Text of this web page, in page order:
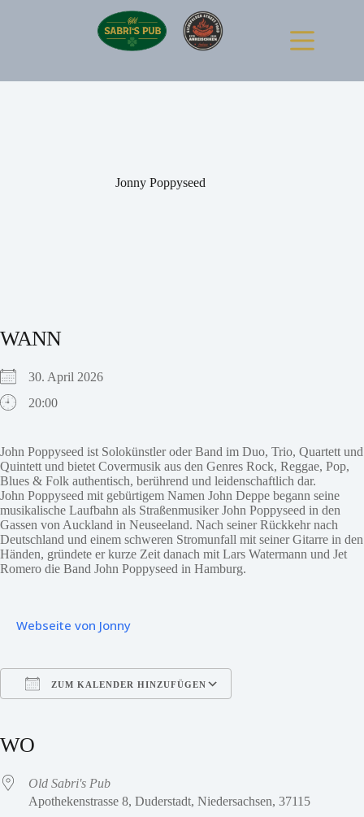
Jonny Poppyseed
WANN
30. April 2026
20:00
John Poppyseed ist Solokünstler oder Band im Duo, Trio, Quartett und
Quintett und bietet Covermusik aus den Genres Rock, Reggae, Pop,
Blues & Folk authentisch, berührend und leidenschaftlich dar.
John Poppyseed mit gebürtigem Namen John Deppe begann seine
musikalische Laufbahn als Straßenmusiker John Poppyseed in den
Gassen von Auckland in Neuseeland. Nach seiner Rückkehr nach
Deutschland und einem schweren Stromunfall mit seiner Gitarre in den
Händen, gründete er kurze Zeit danach mit Lars Watermann und Jet
Romero die Band John Poppyseed in Hamburg.
Webseite von Jonny
ZUM KALENDER HINZUFÜGEN
WO
Old Sabri's Pub
Apothekenstrasse 8, Duderstadt, Niedersachsen, 37115